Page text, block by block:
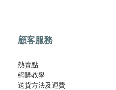
顧客服務
熱賣點
網購教學
​送貨方法及運費​